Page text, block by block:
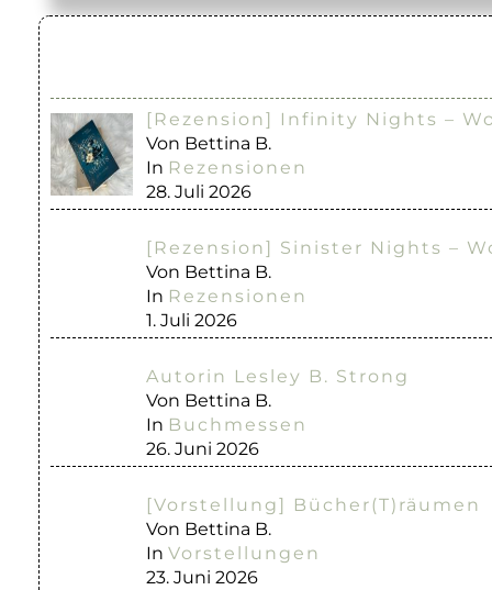
[Rezension] Infinity Nights –
Von Bettina B.
In Rezensionen
28. Juli 2026
[Rezension] Sinister Nights –
Von Bettina B.
In Rezensionen
1. Juli 2026
Autorin Lesley B. Strong
Von Bettina B.
In Buchmessen
26. Juni 2026
[Vorstellung] Bücher(T)räumen
Von Bettina B.
In Vorstellungen
23. Juni 2026